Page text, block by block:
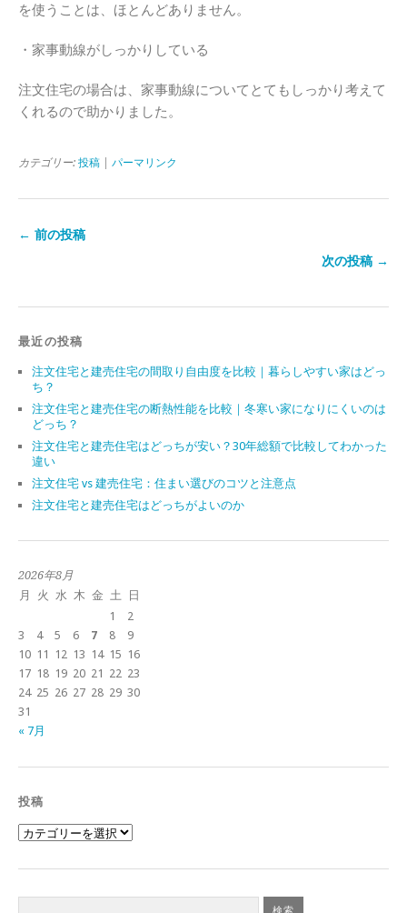
を使うことは、ほとんどありません。
・家事動線がしっかりしている
注文住宅の場合は、家事動線についてとてもしっかり考えて
くれるので助かりました。
カテゴリー: 投稿 パーマリンク
← 前の投稿
次の投稿 →
最近の投稿
注文住宅と建売住宅の間取り自由度を比較｜暮らしやすい家はどっ
ち？
注文住宅と建売住宅の断熱性能を比較｜冬寒い家になりにくいのは
どっち？
注文住宅と建売住宅はどっちが安い？30年総額で比較してわかった
違い
注文住宅 vs 建売住宅：住まい選びのコツと注意点
注文住宅と建売住宅はどっちがよいのか
2026年8月
月
火 水 木 金 土
日
1
2
3
4 5 6 7 8
9
10 11 12 13 14 15 16
17 18 19 20 21 22 23
24 25 26 27 28 29 30
31
« 7月
投稿
投
稿